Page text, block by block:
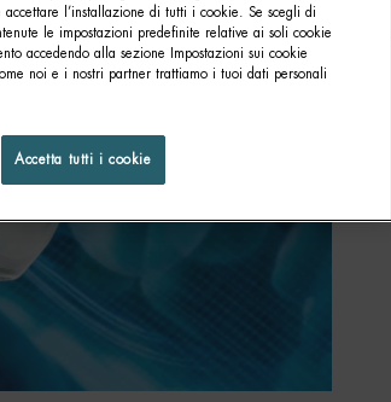
l’installazione di tutti i cookie. Se scegli di
le impostazioni predefinite relative ai soli cookie
accedendo alla sezione Impostazioni sui cookie
noi e i nostri partner trattiamo i tuoi dati personali
Accetta tutti i cookie